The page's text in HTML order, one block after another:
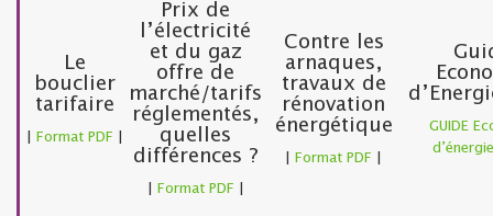
Le
bouclier
tarifaire
Format PDF
Prix de
l’électricité
et du gaz
offre de
marché/tarifs
réglementés,
quelles
différences ?
Format PDF
Contre les
arnaques,
travaux de
rénovation
énergétique
Format PDF
GUIDE